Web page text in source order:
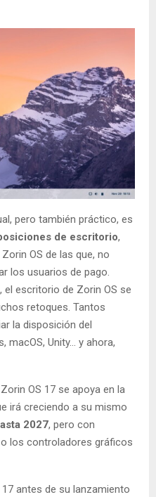
pero también práctico, es
de escritorio,
OS de las que, no
los usuarios de pago.
escritorio de Zorin OS se
retoques. Tantos
la disposición del
macOS, Unity… y ahora,
OS 17 se apoya en la
irá creciendo a su mismo
2027, pero con
los controladores gráficos
antes de su lanzamiento